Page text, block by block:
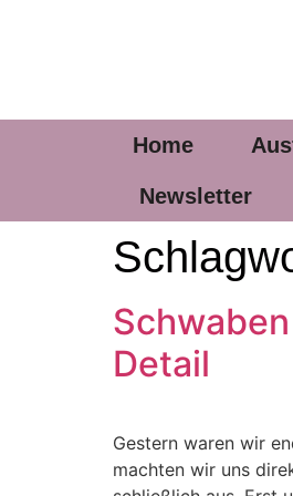
Home
Newsletter
Detail
Gestern waren wir
machten wir uns